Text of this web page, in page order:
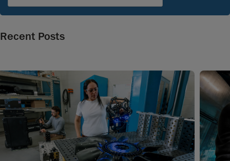
Recent Posts